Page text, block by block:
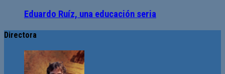
Eduardo Ruíz, una educación seria
Directora